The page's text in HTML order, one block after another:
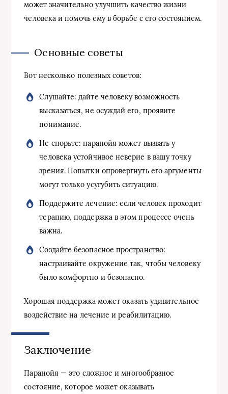
может значительно улучшить качество жизни
человека и помочь ему в борьбе с его состоянием.
Основные советы
Вот несколько полезных советов:
Слушайте: дайте человеку возможность
высказаться, не осуждай его, проявите
понимание.
Не спорьте: паранойя может вызвать у
человека устойчивое неверие в вашу точку
зрения. Попытки опровергнуть его аргументы
могут только усугубить ситуацию.
Поддержите лечение: если человек проходит
терапию, поддержка в этом процессе очень
важна.
Создайте безопасное пространство:
настраивайте окружение так, чтобы человеку
было комфортно и безопасно.
Хорошая поддержка может оказать удивительное
воздействие на лечение и реабилитацию.
Заключение
Паранойя — это сложное и многообразное
состояние, которое может оказывать